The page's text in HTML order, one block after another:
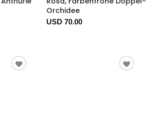
Orchidee
USD 70.00